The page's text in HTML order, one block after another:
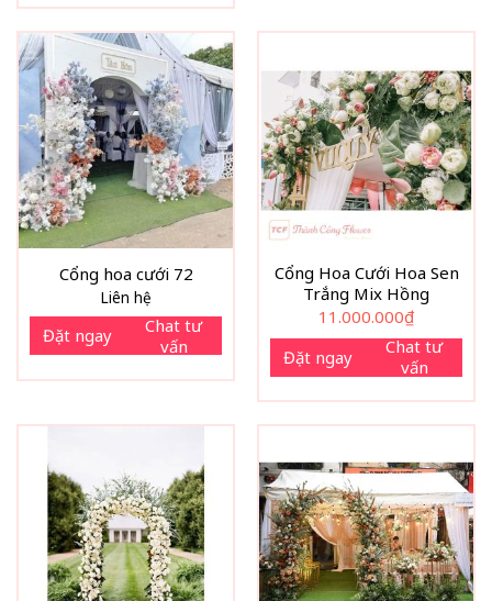
Cổng hoa cưới 72
Liên hệ
Đặt ngay
Chat tư
vấn
Cổng Hoa Cưới Hoa Sen
Trắng Mix Hồng
11.000.000₫
Đặt ngay
Chat tư
vấn